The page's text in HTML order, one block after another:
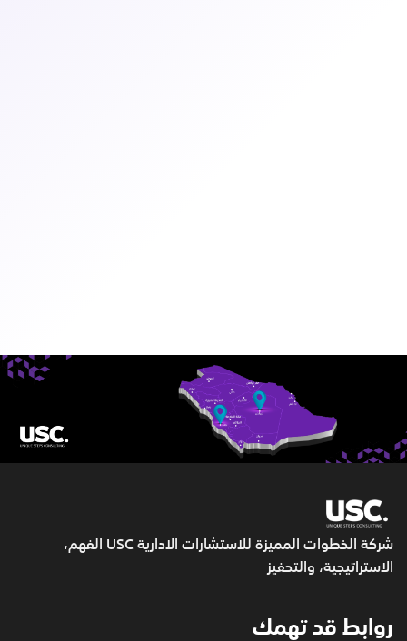
شركة الخطوات المميزة للاستشارات الادارية USC
الفهم،
الاستراتيجية، والتحفيز
روابط قد تهمك